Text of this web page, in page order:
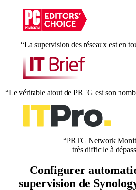
“La supervision des réseaux est en
“Le véritable atout de PRTG est son
“PRTG Network
très difficile à
Configurer
supervision de